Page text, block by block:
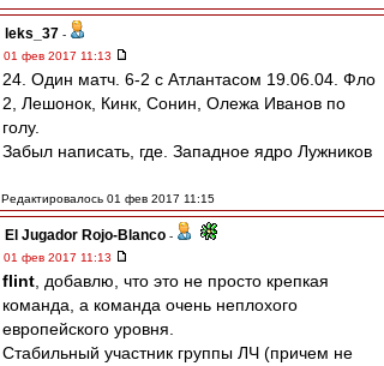
leks_37 -
01 фев 2017 11:13
24. Один матч. 6-2 с Атлантасом 19.06.04. Фло
2, Лешонок, Кинк, Сонин, Олежа Иванов по
голу.
Забыл написать, где. Западное ядро Лужников
Редактировалось 01 фев 2017 11:15
El Jugador Rojo-Blanco -
01 фев 2017 11:13
flint , добавлю, что это не просто крепкая
команда, а команда очень неплохого
европейского уровня.
Стабильный участник группы ЛЧ (причем не